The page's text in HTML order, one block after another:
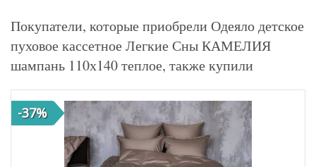
Покупатели, которые приобрели Одеяло детское
пуховое кассетное Легкие Сны КАМЕЛИЯ
шампань 110х140 теплое, также купили
-37%